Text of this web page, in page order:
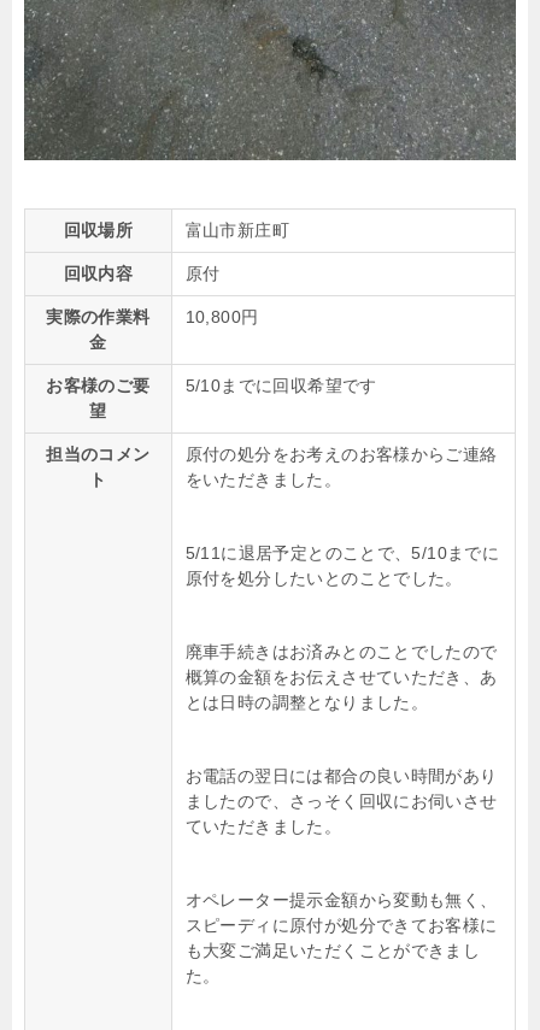
回収場所 富山市新庄町
回収内容 原付
実際の作業料
金
10,800円
お客様のご要
望
5/10までに回収希望です
担当のコメン
ト
原付の処分をお考えのお客様からご連絡
をいただきました。
5/11に退居予定とのことで、5/10までに
原付を処分したいとのことでした。
廃車手続きはお済みとのことでしたので
概算の金額をお伝えさせていただき、あ
とは日時の調整となりました。
お電話の翌日には都合の良い時間があり
ましたので、さっそく回収にお伺いさせ
ていただきました。
オペレーター提示金額から変動も無く、
スピーディに原付が処分できてお客様に
も大変ご満足いただくことができまし
た。